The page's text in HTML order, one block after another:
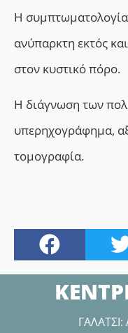
Η
ανύπαρκτη εκτός
στον κυστικό πόρο.
Η διάγνωση των
υπερηχογράφημα,
τομογραφία.